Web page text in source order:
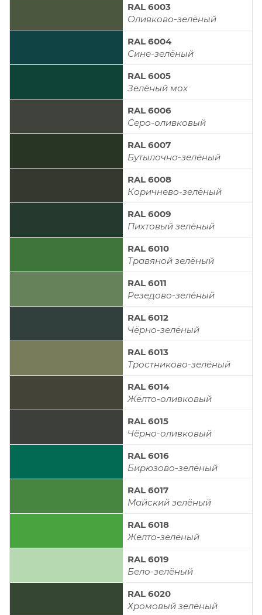
RAL 6003
Оливково-зелёный
RAL 6004
Сине-зелёный
RAL 6005
Зелёный мох
RAL 6006
Серо-оливковый
RAL 6007
Бутылочно-зелёный
RAL 6008
Коричнево-зелёный
RAL 6009
Пихтовый зелёный
RAL 6010
Травяной зелёный
RAL 6011
Резедово-зелёный
RAL 6012
Чёрно-зелёный
RAL 6013
Тростниково-зелёный
RAL 6014
Жёлто-оливковый
RAL 6015
Чёрно-оливковый
RAL 6016
Бирюзово-зелёный
RAL 6017
Майский зелёный
RAL 6018
Желто-зелёный
RAL 6019
Бело-зелёный
RAL 6020
Хромовый зелёный